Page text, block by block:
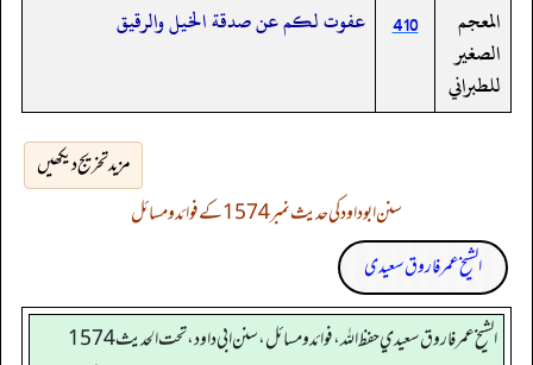
المعجم
الصغير
للطبراني
410 عفوت لكم عن صدقة الخيل والرقيق
مزید تخریج دیکھیں
سنن ابوداود کی حدیث نمبر 1574 کے فوائد و مسائل
الشیخ عمر فاروق سعیدی
الشيخ عمر فاروق سعيدي حفظ الله، فوائد و مسائل، سنن ابي داود ، تحت الحديث 1574